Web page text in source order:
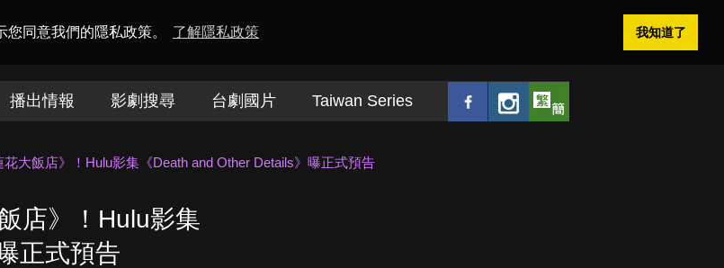
同意我們的隱私政策。 了解隱私政策 我知道了
播出情報 影劇搜尋 台劇國片 Taiwan Series
花大飯店》！Hulu影集《Death and Other Details》曝正式預告
店》！Hulu影集
正式預告